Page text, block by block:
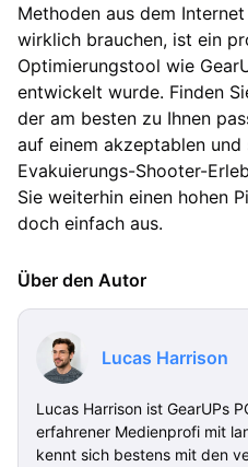
Methoden aus dem
wirklich brauchen, ist ein
Optimierungstool wie
entwickelt wurde. Finden
der am besten zu Ihnen
auf einem akzeptablen
Evakuierungs-Shooter-
Sie weiterhin einen hohen
doch einfach aus.
Über den Autor
Lucas Harrison
Lucas Harrison ist GearUPs
erfahrener Medienprofi mit
kennt sich bestens mit den